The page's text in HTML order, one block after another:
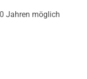
Jahren möglich